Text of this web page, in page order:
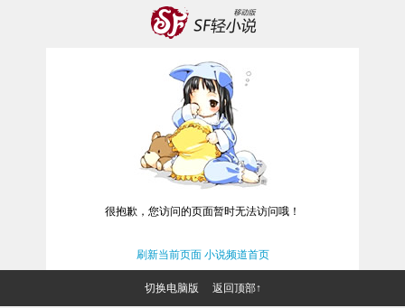
很抱歉，您访问的页面暂时无法访问哦！
刷新当前页面 小说频道首页
切换电脑版 返回顶部↑